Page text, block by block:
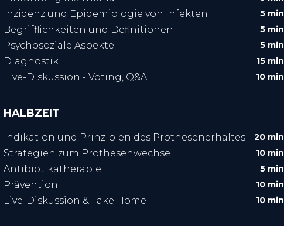
Inzidenz und Epidemiologie von Infekten 5 min
Begrifflichkeiten und Definitionen 5 min
Psychosoziale Aspekte 5 min
Diagnostik 15 min
Live-Diskussion - Voting, Q&A 10 min
HALBZEIT
Indikation und Prinzipien des Prothesenerhaltes 20 min
Strategien zum Prothesenwechsel 10 min
Antibiotikatherapie 5 min
Prävention 10 min
Live-Diskussion & Take Home 10 min